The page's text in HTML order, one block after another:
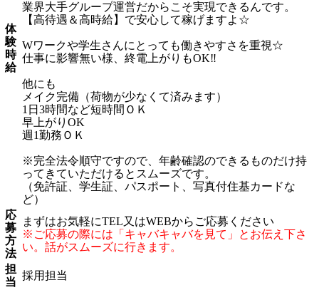
体
験
時
給
業界大手グループ運営だからこそ実現できるんです。
【高待遇＆高時給】で安心して稼げますよ☆
Wワークや学生さんにとっても働きやすさを重視☆
仕事に影響無い様、終電上がりもOK‼
他にも
メイク完備（荷物が少なくて済みます）
1日3時間など短時間ＯＫ
早上がりOK
週1勤務ＯＫ
※完全法令順守ですので、年齢確認のできるものだけ持
ってきていただけるとスムーズです。
（免許証、学生証、パスポート、写真付住基カードな
ど）
応
募
方
法
まずはお気軽にTEL又はWEBからご応募ください
※ご応募の際には「キャバキャバを見て」とお伝え下さ
い。話がスムーズに行きます。
担
当
採用担当